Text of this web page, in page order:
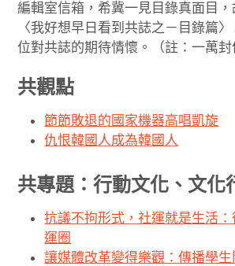
勞動誌
索取共誌
編輯室信箱，希冀一見目錄真面目
〈我好想早日看到共誌之－目錄篇
位對共誌的期待情懷。（註：一萬封
共觀點
節節敗退的國家機器高唱凱旋
仇恨韓國人成為韓國人
共專題：行動文化、文化
抗議不拘形式，社運就是生活
運圈
讓媒體改革變得樂觀：傳播學